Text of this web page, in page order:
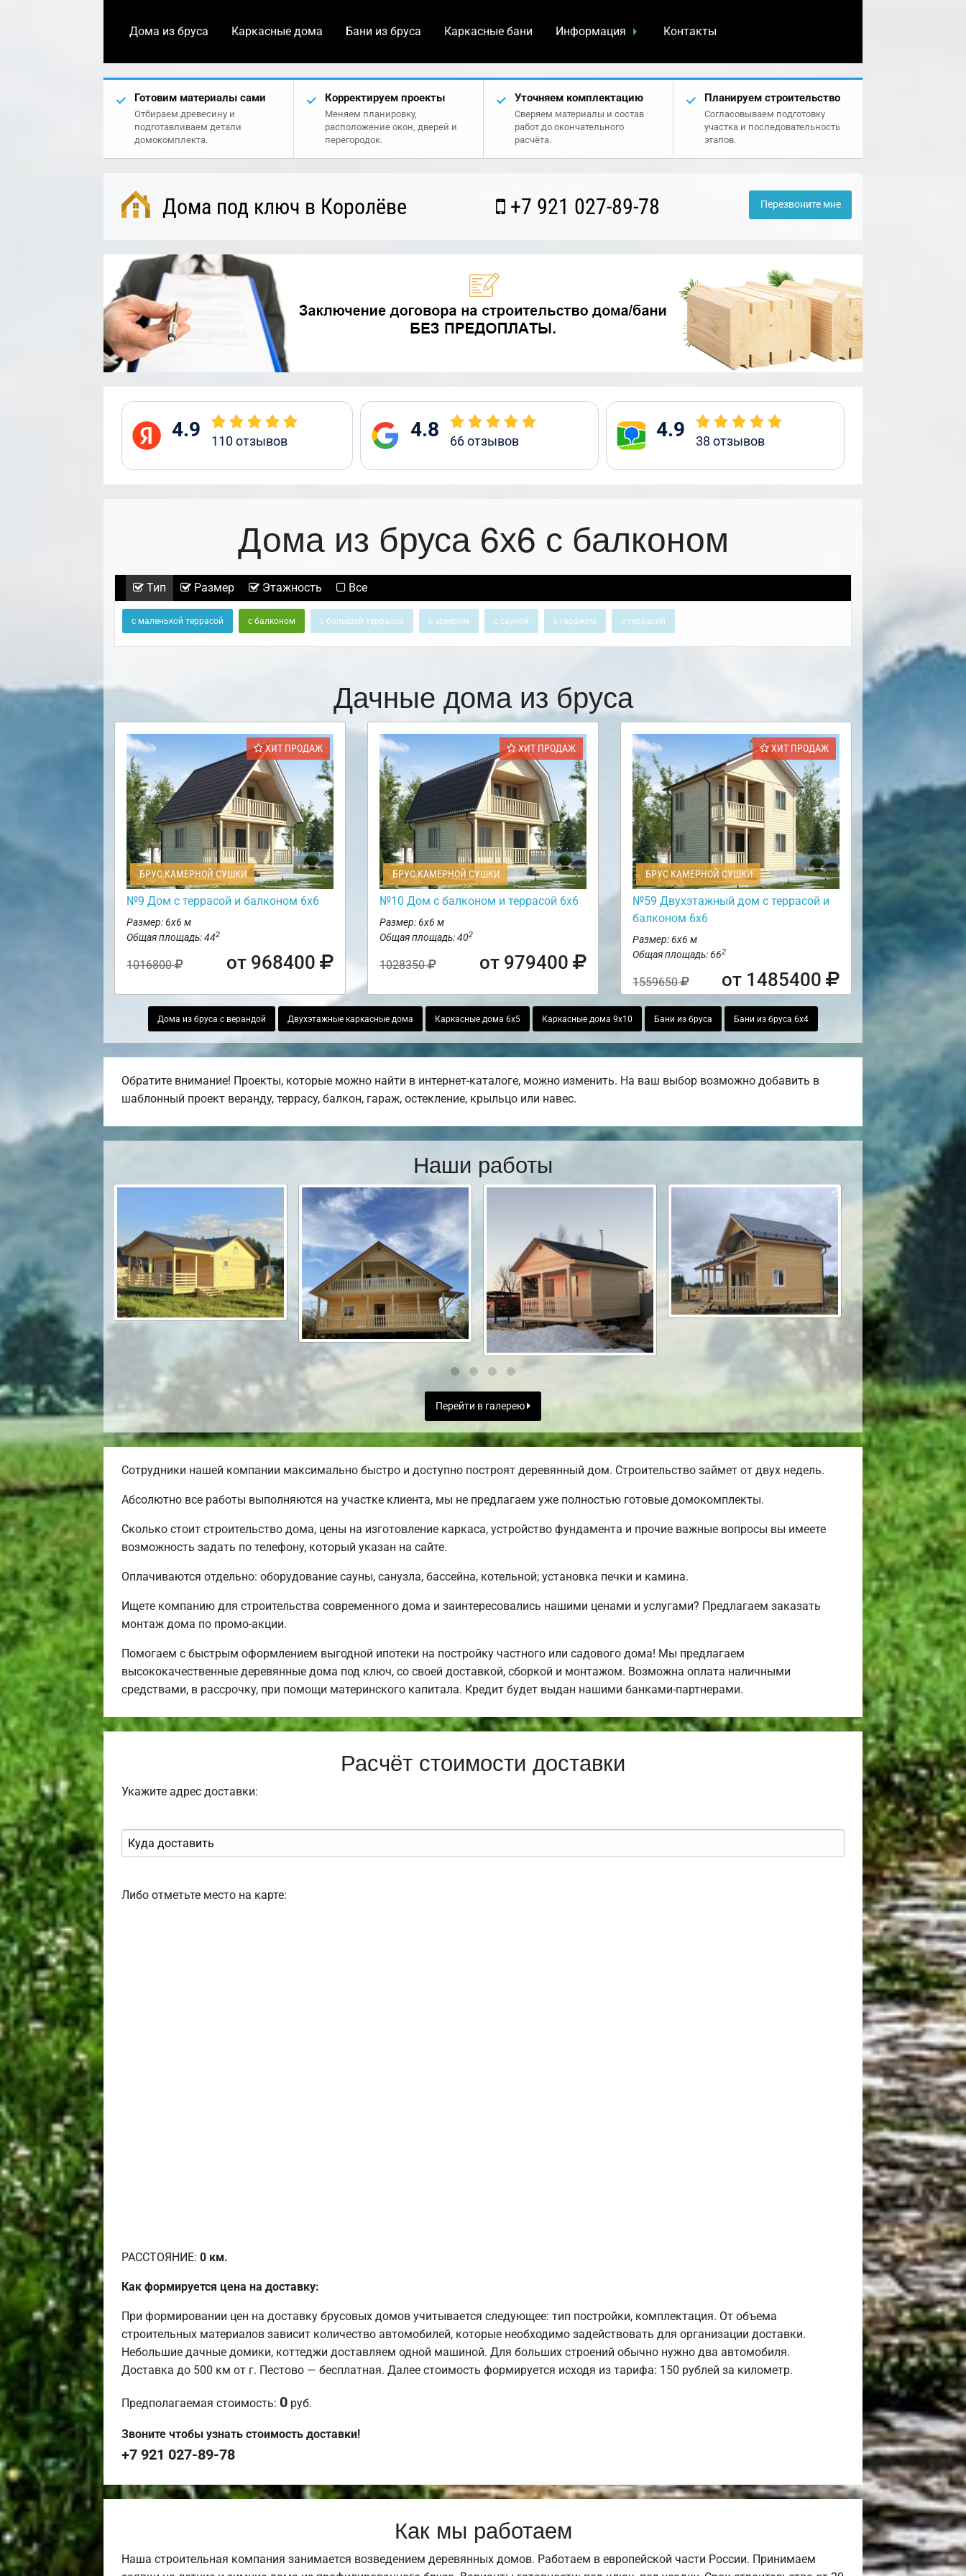
Дома из бруса Каркасные дома Бани из бруса Каркасные бани Информация Контакты
Готовим материалы сами
Отбираем древесину и
подготавливаем детали
домокомплекта.
Корректируем проекты
Меняем планировку,
расположение окон, дверей и
перегородок.
Уточняем комплектацию
Сверяем материалы и состав
работ до окончательного
расчёта.
Планируем строительство
Согласовываем подготовку
участка и последовательность
этапов.
Дома под ключ в Королёве +7 921 027-89-78 Перезвоните мне
4.9 110отзывов 4.8 66отзывов 4.9 38 отзывов
Дома из бруса 6х6 с балконом
Тип Размер Этажность Все
с маленькой террасой с балконом с большой террасой с эркером с сауной с гаражом с террасой
Дачные дома из бруса
ХИТ ПРОДАЖ
БРУС КАМЕРНОЙ СУШКИ
№9 Дом с террасой и балконом 6х6
Размер: 6х6 м
Общая площадь: 442
1016800 от 968400
ХИТ ПРОДАЖ
БРУС КАМЕРНОЙ СУШКИ
№10 Дом с балконом и террасой 6х6
Размер: 6х6 м
Общая площадь: 402
1028350 от 979400
ХИТ ПРОДАЖ
БРУС КАМЕРНОЙ СУШКИ
№59 Двухэтажный дом с террасой и
балконом 6х6
Размер: 6х6 м
Общая площадь: 662
1559650 от 1485400
Дома из бруса с верандой Двухэтажные каркасные дома Каркасные дома 6х5 Каркасные дома 9х10 Бани из бруса Бани из бруса 6х4
Обратите внимание! Проекты, которые можно найти в интернет-каталоге, можно изменить. На ваш выбор возможно добавить в
шаблонный проект веранду, террасу, балкон, гараж, остекление, крыльцо или навес.
Наши работы
Перейти в галерею
Сотрудники нашей компании максимально быстро и доступно построят деревянный дом. Строительство займет от двух недель.
Абсолютно все работы выполняются на участке клиента, мы не предлагаем уже полностью готовые домокомплекты.
Сколько стоит строительство дома, цены на изготовление каркаса, устройство фундамента и прочие важные вопросы вы имеете
возможность задать по телефону, который указан на сайте.
Оплачиваются отдельно: оборудование сауны, санузла, бассейна, котельной; установка печки и камина.
Ищете компанию для строительства современного дома и заинтересовались нашими ценами и услугами? Предлагаем заказать
монтаж дома по промо-акции.
Помогаем с быстрым оформлением выгодной ипотеки на постройку частного или садового дома! Мы предлагаем
высококачественные деревянные дома под ключ, со своей доставкой, сборкой и монтажом. Возможна оплата наличными
средствами, в рассрочку, при помощи материнского капитала. Кредит будет выдан нашими банками-партнерами.
Расчёт стоимости доставки
Укажите адрес доставки:
Либо отметьте место на карте:
РАССТОЯНИЕ: 0 км.
Как формируется цена на доставку:
При формировании цен на доставку брусовых домов учитывается следующее: тип постройки, комплектация. От объема
строительных материалов зависит количество автомобилей, которые необходимо задействовать для организации доставки.
Небольшие дачные домики, коттеджи доставляем одной машиной. Для больших строений обычно нужно два автомобиля.
Доставка до 500 км от г. Пестово — бесплатная. Далее стоимость формируется исходя из тарифа: 150 рублей за километр.
Предполагаемая стоимость: 0 руб.
Звоните чтобы узнать стоимость доставки!
+7 921 027-89-78
Как мы работаем
Наша строительная компания занимается возведением деревянных домов. Работаем в европейской части России. Принимаем